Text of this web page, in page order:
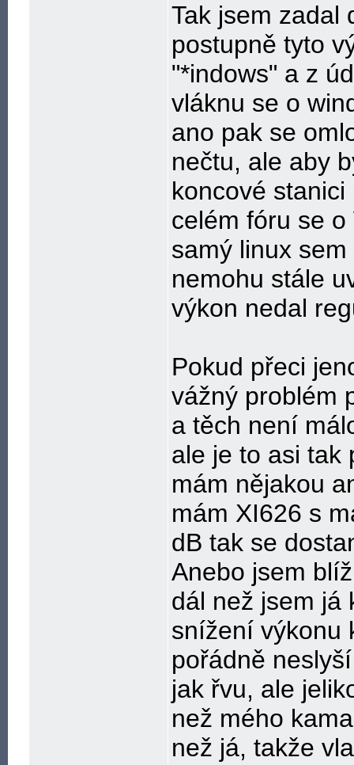
Tak jsem zadal
postupně tyto
"*indows" a z
vláknu se o
ano pak se
nečtu, ale aby
koncové
celém fóru se
samý linux
nemohu stále
výkon nedal
Pokud přeci
vážný problém
a těch není
ale je to asi tak
mám nějakou
mám XI626 s
dB tak se
Anebo jsem
dál než jsem já
snížení výkonu
pořádně
jak řvu, ale
než mého
než já, takže